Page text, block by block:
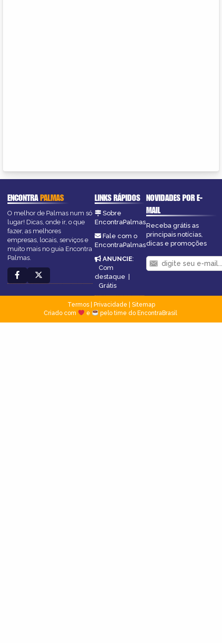
ENCONTRAPALMAS
O melhor de Palmas num só
lugar! Dicas, onde ir, o que
fazer, as melhores
empresas, locais, serviços e
muito mais no guia Encontra
Palmas.
LINKS RÁPIDOS
Sobre
EncontraPalmas
Fale com o
EncontraPalmas
ANUNCIE:
Com
destaque |
Grátis
NOVIDADES POR E-
MAIL
Receba grátis as
principais notícias,
dicas e promoções
Termos| Privacidade
Sitemap
Criado com
e pelo time do EncontraBrasil